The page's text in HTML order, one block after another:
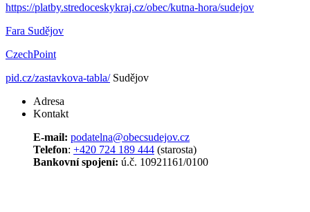
https://platby.stredoceskykraj.cz/obec/kutna-hora/sudejov
Fara Sudějov
CzechPoint
pid.cz/zastavkova-tabla/Sudějov
Adresa
Kontakt
E-mail: podatelna@obecsudejov.cz
Telefon: +420 724 189 444 (starosta)
Bankovní spojení: ú.č. 10921161/0100